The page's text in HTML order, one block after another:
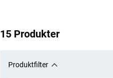
15 Produkter
Produktfilter